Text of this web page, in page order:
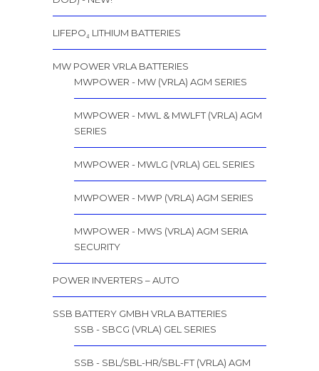
LIFEPO₄ LITHIUM BATTERIES
MW POWER VRLA BATTERIES
MWPOWER - MW (VRLA) AGM SERIES
MWPOWER - MWL & MWLFT (VRLA) AGM
SERIES
MWPOWER - MWLG (VRLA) GEL SERIES
MWPOWER - MWP (VRLA) AGM SERIES
MWPOWER - MWS (VRLA) AGM SERIA
SECURITY
POWER INVERTERS – AUTO
SSB BATTERY GMBH VRLA BATTERIES
SSB - SBCG (VRLA) GEL SERIES
SSB - SBL/SBL-HR/SBL-FT (VRLA) AGM